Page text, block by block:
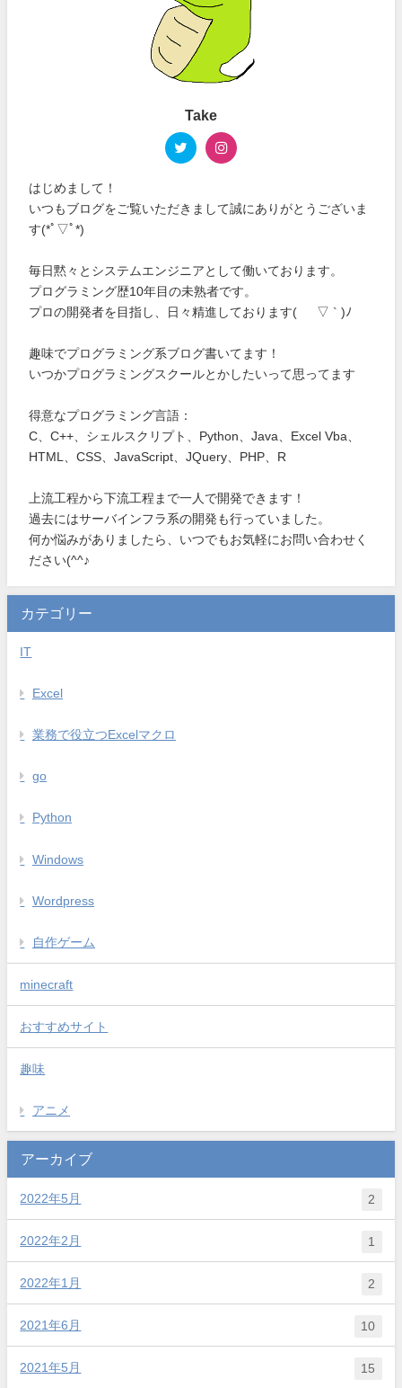
Take
はじめまして！
いつもブログをご覧いただきまして誠にありがとうございま
す(*ﾟ▽ﾟ*)
毎日黙々とシステムエンジニアとして働いております。
プログラミング歴10年目の未熟者です。
プロの開発者を目指し、日々精進しております( ´ ▽ ` )ﾉ
趣味でプログラミング系ブログ書いてます！
いつかプログラミングスクールとかしたいって思ってます
得意なプログラミング言語：
C、C++、シェルスクリプト、Python、Java、Excel Vba、
HTML、CSS、JavaScript、JQuery、PHP、R
上流工程から下流工程まで一人で開発できます！
過去にはサーバインフラ系の開発も行っていました。
何か悩みがありましたら、いつでもお気軽にお問い合わせく
ださい(^^♪
カテゴリー
IT
Excel
業務で役立つExcelマクロ
go
Python
Windows
Wordpress
自作ゲーム
minecraft
おすすめサイト
趣味
アニメ
アーカイブ
2022年5月 2
2022年2月 1
2022年1月 2
2021年6月 10
2021年5月 15